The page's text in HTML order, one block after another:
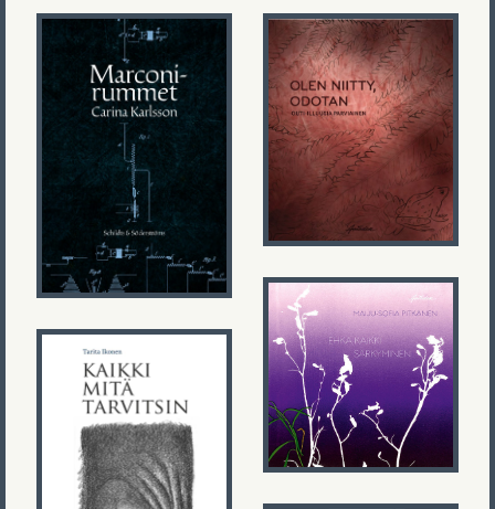
Carina Karlsson
Marconirummet
Outi-Illuusia
Parviainen
Olen niitty,
odotan
Maiju-Sofia
Pitkänen
Ehkä kaikki
särkyminen
Tarita Ikonen
Kaikki mitä
tarvitsin